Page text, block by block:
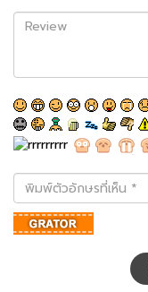
Review
พิมพ์
ตัว
อักษร
ที่